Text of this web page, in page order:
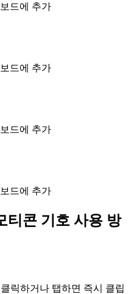
보드에 추가
보드에 추가
보드에 추가
보드에 추가
티콘 기호 사용 방
릭하거나 탭하면 즉시 클립